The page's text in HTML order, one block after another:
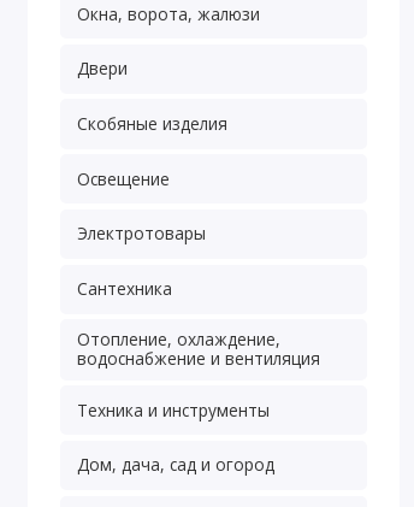
Окна, ворота, жалюзи
Двери
Скобяные изделия
Освещение
Электротовары
Сантехника
Отопление, охлаждение,
водоснабжение и вентиляция
Техника и инструменты
Дом, дача, сад и огород